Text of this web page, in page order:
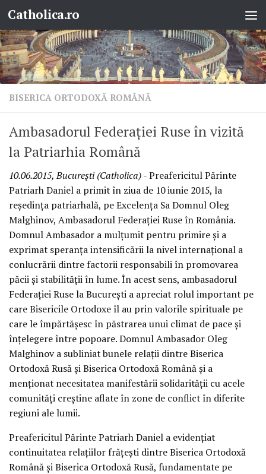
Skip to content
Catholica.ro
BISERICA ORTODOXĂ ROMÂNĂ
Ambasadorul Federaţiei Ruse în vizită
la Patriarhia Română
10.06.2015, Bucureşti (Catholica)- Preafericitul Părinte
Patriarh Daniel a primit în ziua de 10 iunie 2015, la
reşedinţa patriarhală, pe Excelenţa Sa Domnul Oleg
Malghinov, Ambasadorul Federaţiei Ruse în România.
Domnul Ambasador a mulţumit pentru primire şi a
exprimat speranţa intensificării la nivel internaţional a
conlucrării dintre factorii responsabili în promovarea
păcii şi stabilităţii în lume. În acest sens, ambasadorul
Federaţiei Ruse la Bucureşti a apreciat rolul important pe
care Bisericile Ortodoxe îl au prin valorile spirituale pe
care le împărtăşesc în păstrarea unui climat de pace şi
înţelegere între popoare. Domnul Ambasador Oleg
Malghinov a subliniat bunele relaţii dintre Biserica
Ortodoxă Rusă şi Biserica Ortodoxă Română şi a
menţionat necesitatea manifestării solidarităţii cu acele
comunităţi creştine aflate în zone de conflict în diferite
regiuni ale lumii.
Preafericitul Părinte Patriarh Daniel a evidențiat
continuitatea relațiilor frățești dintre Biserica Ortodoxă
Română şi Biserica Ortodoxă Rusă, fundamentate pe